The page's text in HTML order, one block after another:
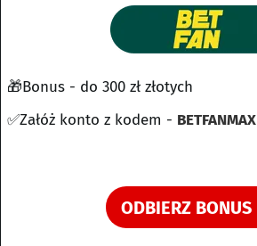
🎁Bonus - do 300 zł złotych
✅Załóż konto z kodem - BETFANMAX
ODBIERZ BONUS